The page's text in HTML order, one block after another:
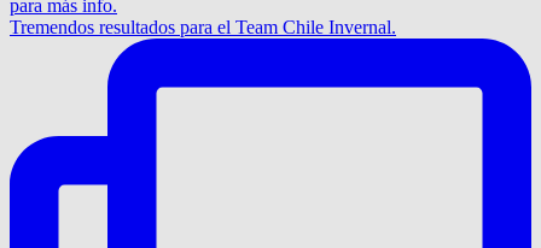
Tremendos resultados para el Team Chile Invernal.